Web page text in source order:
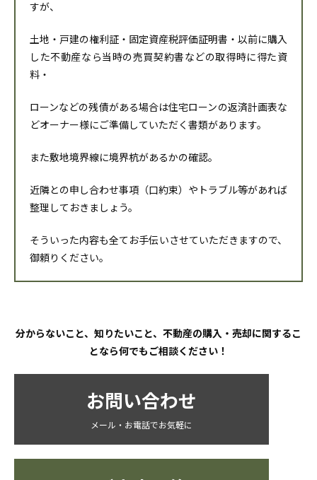
すが、
土地・戸建の権利証・固定資産税評価証明書・以前に購入
した不動産なら当時の売買契約書などの取得時に得た資
料・
ローンなどの残債がある場合は住宅ローンの返済計画表な
どオーナー様にご準備していただく書類があります。
また敷地境界線に境界杭があるかの確認。
近隣との申し合わせ事項（口約束）やトラブル等があれば
整理しておきましょう。
そういった内容も全てお手伝いさせていただきますので、
御頼りください。
分からないこと、知りたいこと、不動産の購入・売却に関するこ
となら何でもご相談ください！
お問い合わせ
メール・お電話でお気軽に